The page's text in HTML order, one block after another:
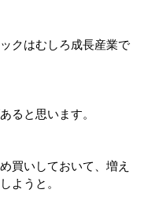
クはむしろ成長産業で
ると思います。
買いしておいて、増え
ようと。